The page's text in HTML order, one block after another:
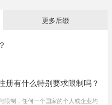
更多后缀
册有什么特别要求限制吗？
限制，任何一个国家的个人或企业均